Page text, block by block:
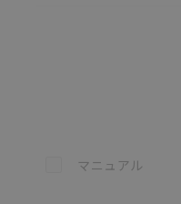
この資料を選択
マニュアル